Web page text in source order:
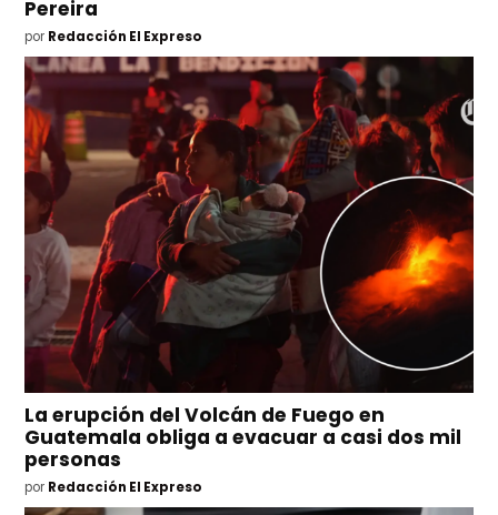
Pereira
por Redacción El Expreso
La erupción del Volcán de Fuego en
Guatemala obliga a evacuar a casi dos mil
personas
por Redacción El Expreso